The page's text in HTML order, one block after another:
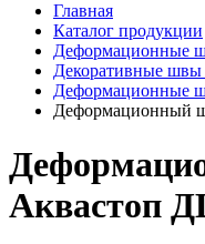
Главная
Каталог продукции
Деформационные
Декоративные швы
Деформационные
Деформационный
Аквастоп